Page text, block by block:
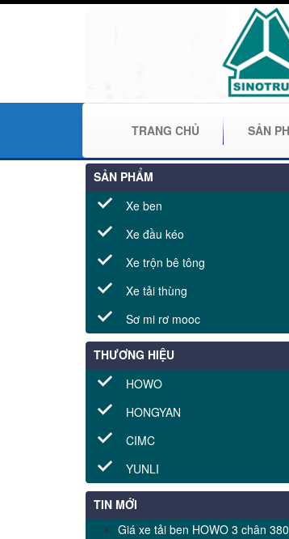
TRANG CHỦ SẢN
SẢN PHẨM
Xe ben
Xe đầu kéo
Xe trộn bê tông
Xe tải thùng
Sơ mi rơ mooc
THƯƠNG HIỆU
HOWO
HONGYAN
CIMC
YUNLI
TIN MỚI
Giá xe tải ben HOWO 3 chân